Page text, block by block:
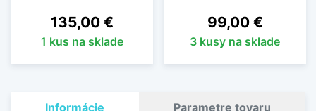
Cena
135,00 €
1 kus na sklade
Cena
99,00 €
3 kusy na sklade
Informácie Parametre tovaru